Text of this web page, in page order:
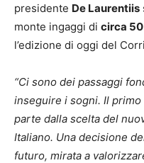
presidente De Laurentiis
monte ingaggi di circa
l’edizione di oggi del
“Ci sono dei passaggi
inseguire i sogni. Il
parte dalla scelta del
Italiano. Una decisione
futuro, mirata a